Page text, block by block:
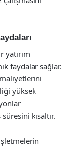
yatırım
faydalar sağlar.
yüksek
kısaltır.